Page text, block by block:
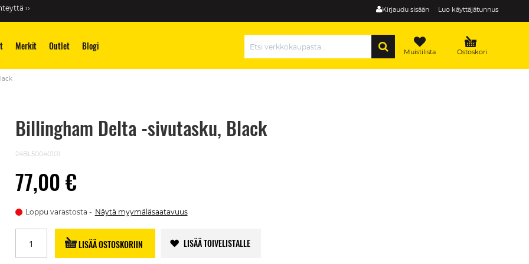
Kirjaudu sisään Luo käyttäjätunnus
››
Merkit Outlet Blogi Ostoskori
Muistilista
Billingham Delta -sivutasku, Black
24BL50040101
77,00 €
Loppu varastosta Näytä myymäläsaatavuus
LISÄÄ OSTOSKORIIN LISÄÄ TOIVELISTALLE